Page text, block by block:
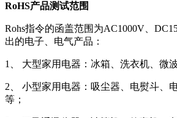
RoHS产品测试范围
Rohs指令的函盖范围为AC1000V、
出的电子、电气产品：
1、 大型家用电器：冰箱、洗衣机、微
2、 小型家用电器：吸尘器、电熨斗、
等；